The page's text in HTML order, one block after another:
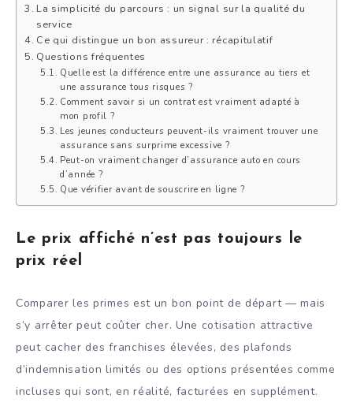
La simplicité du parcours : un signal sur la qualité du
service
Ce qui distingue un bon assureur : récapitulatif
Questions fréquentes
Quelle est la différence entre une assurance au tiers et
une assurance tous risques ?
Comment savoir si un contrat est vraiment adapté à
mon profil ?
Les jeunes conducteurs peuvent-ils vraiment trouver une
assurance sans surprime excessive ?
Peut-on vraiment changer d’assurance auto en cours
d’année ?
Que vérifier avant de souscrire en ligne ?
Le prix affiché n’est pas toujours le
prix réel
Comparer les primes est un bon point de départ — mais
s’y arrêter peut coûter cher. Une cotisation attractive
peut cacher des franchises élevées, des plafonds
d’indemnisation limités ou des options présentées comme
incluses qui sont, en réalité, facturées en supplément.